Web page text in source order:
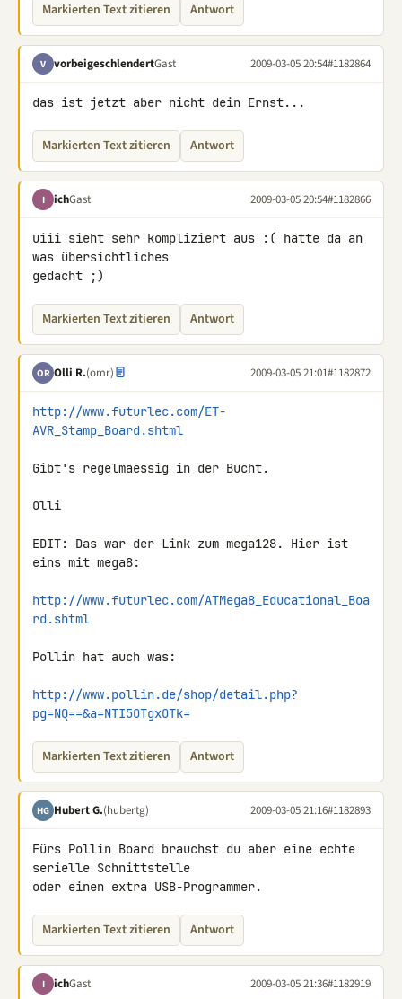
Markierten Text zitieren Antwort
V vorbeigeschlendertGast 2009-03-05 20:54#1182864
das ist jetzt aber nicht dein Ernst...
Markierten Text zitieren Antwort
I ichGast 2009-03-05 20:54#1182866
uiii sieht sehr kompliziert aus :( hatte da an
was übersichtliches
gedacht ;)
Markierten Text zitieren Antwort
OR Olli R.(omr) 2009-03-05 21:01#1182872
http://www.futurlec.com/ET-
AVR_Stamp_Board.shtml
Gibt's regelmaessig in der Bucht.
Olli
EDIT: Das war der Link zum mega128. Hier ist
eins mit mega8:
http://www.futurlec.com/ATMega8_Educational_Boa
rd.shtml
Pollin hat auch was:
http://www.pollin.de/shop/detail.php?
pg=NQ==&a=NTI5OTgxOTk=
Markierten Text zitieren Antwort
HG Hubert G.(hubertg) 2009-03-05 21:16#1182893
Fürs Pollin Board brauchst du aber eine echte
serielle Schnittstelle
oder einen extra USB-Programmer.
Markierten Text zitieren Antwort
I ichGast 2009-03-05 21:36#1182919